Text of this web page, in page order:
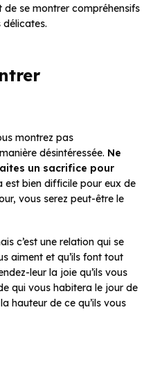
se montrer compréhensifs
montrez pas
désintéressée. Ne
un sacrifice pour
est bien difficile pour eux de
vous serez peut-être le
c’est une relation qui se
aiment et qu’ils font tout
leur la joie qu’ils vous
qui vous habitera le jour de
hauteur de ce qu’ils vous